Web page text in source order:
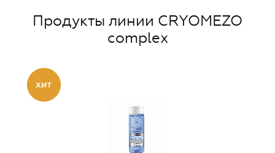
Продукты линии CRYOMEZO
complex